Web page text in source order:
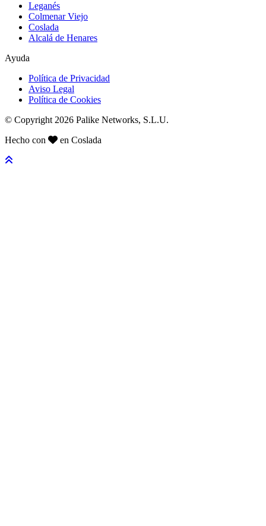
Leganés
Colmenar Viejo
Coslada
Alcalá de Henares
Ayuda
Política de Privacidad
Aviso Legal
Política de Cookies
© Copyright 2026 Palike Networks, S.L.U.
Hecho con
en Coslada